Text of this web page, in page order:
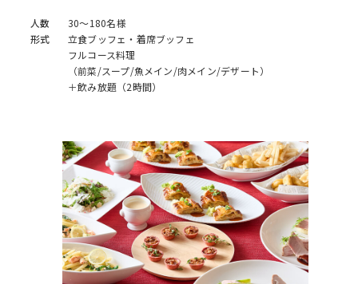
人数
30～180名様
形式
立食ブッフェ・着席ブッフェ
フルコース料理
（前菜/スープ/魚メイン/肉メイン/デザート）
＋飲み放題（2時間）